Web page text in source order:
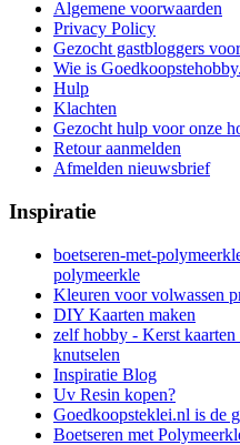
Algemene voorwaarden
Privacy Policy
Gezocht gastbloggers
Wie is
Hulp
Klachten
Gezocht hulp voor onze
Retour aanmelden
Afmelden nieuwsbrief
Inspiratie
boetseren-met-
polymeerkle
Kleuren voor volwassen
DIY Kaarten maken
zelf hobby - Kerst
knutselen
Inspiratie Blog
Uv Resin kopen?
Goedkoopsteklei.nl is de
Boetseren met